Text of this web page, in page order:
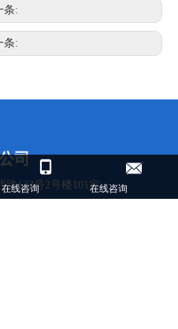
条:
条:
在线咨询 在线咨询
司
123号2号楼101室